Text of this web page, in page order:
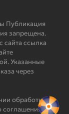
Публикация
запрещена.
сайта ссылка
Указанные
через
обработки
соглашения